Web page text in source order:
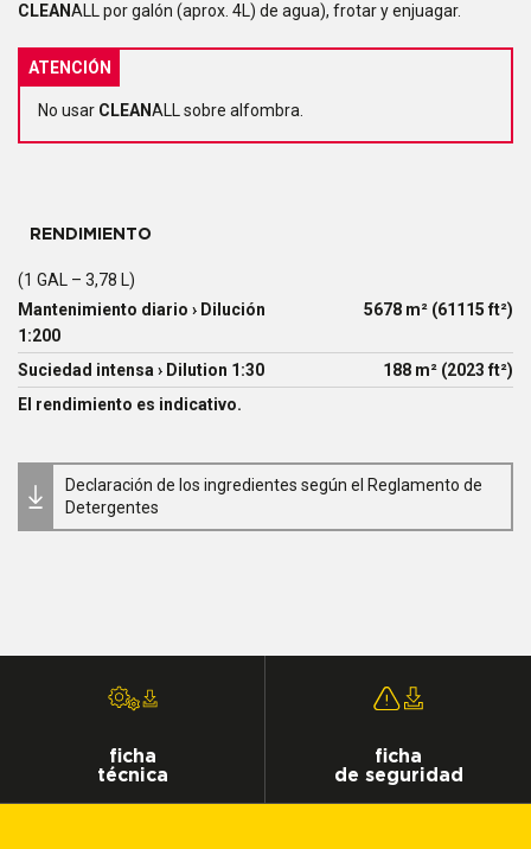
CLEANALL por galón (aprox. 4L) de agua), frotar y enjuagar.
ATENCIÓN
No usar CLEANALL sobre alfombra.
RENDIMIENTO
(1 GAL – 3,78 L)
Mantenimiento diario › Dilución
1:200
5678 m² (61115 ft²)
Suciedad intensa › Dilution 1:30
188 m² (2023 ft²)
El rendimiento es indicativo.
Declaración de los ingredientes según el Reglamento de
Detergentes
ficha
técnica
ficha
de seguridad